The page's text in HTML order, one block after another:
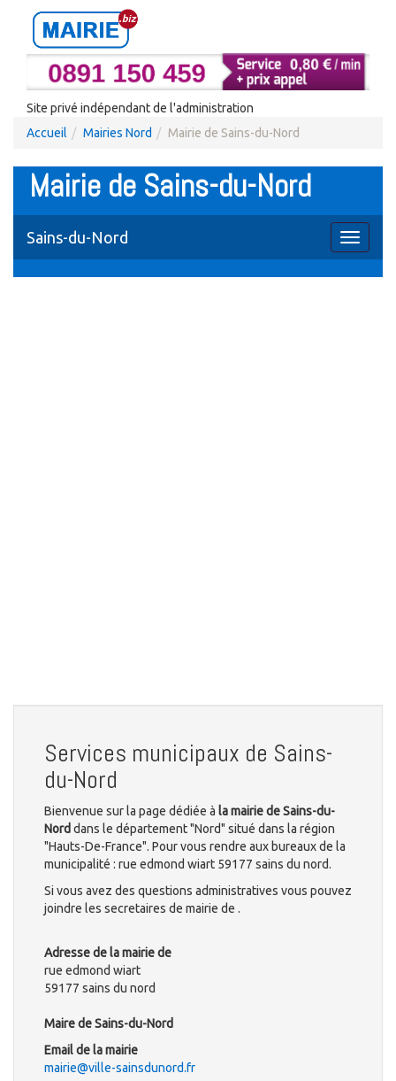
Site privé indépendant de l'administration
Accueil
Mairies Nord Mairie de Sains-du-Nord
Mairie de Sains-du-Nord
Toggle
Sains-du-Nord
Services municipaux de Sains-
du-Nord
Bienvenue sur la page dédiée à la mairie de Sains-du-
Norddans le département "Nord" situé dans la région
"Hauts-De-France". Pour vous rendre aux bureaux de la
municipalité : rue edmond wiart 59177 sains du nord.
Si vous avez des questions administratives vous pouvez
joindre les secretaires de mairie de .
Adresse de la mairie de
rue edmond wiart
59177 sains du nord
Maire de Sains-du-Nord
Email de la mairie
mairie@ville-sainsdunord.fr